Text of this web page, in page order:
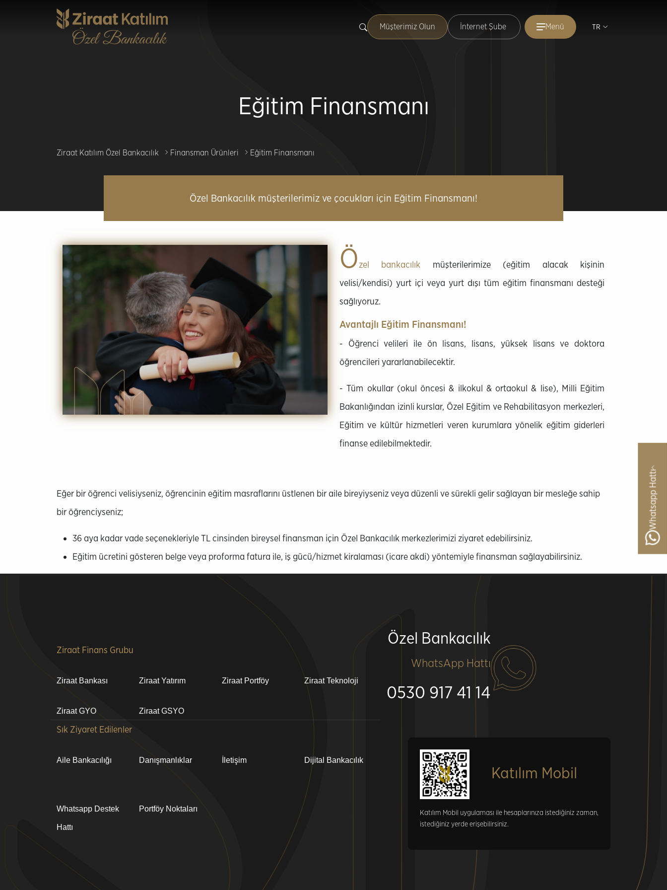
Müşterimiz Olun İnternet Şube Menü TR
Eğitim Finansmanı
Ziraat Katılım Özel Bankacılık Finansman Ürünleri Eğitim Finansmanı
Özel Bankacılık müşterilerimiz ve çocukları için Eğitim Finansmanı!
Özel bankacılık müşterilerimize (eğitim alacak kişinin
velisi/kendisi) yurt içi veya yurt dışı tüm eğitim finansmanı desteği
sağlıyoruz.
Avantajlı Eğitim Finansmanı!
- Öğrenci velileri ile ön lisans, lisans, yüksek lisans ve doktora
öğrencileri yararlanabilecektir.
- Tüm okullar (okul öncesi & ilkokul & ortaokul & lise), Milli Eğitim
Bakanlığından izinli kurslar, Özel Eğitim ve Rehabilitasyon merkezleri,
Eğitim ve kültür hizmetleri veren kurumlara yönelik eğitim giderleri
finanse edilebilmektedir.
Eğer bir öğrenci velisiyseniz, öğrencinin eğitim masraflarını üstlenen bir aile bireyiyseniz veya düzenli ve sürekli gelir sağlayan bir mesleğe sahip
bir öğrenciyseniz;
36 aya kadar vade seçenekleriyle TL cinsinden bireysel finansman için Özel Bankacılık merkezlerimizi ziyaret edebilirsiniz.
Eğitim ücretini gösteren belge veya proforma fatura ile, iş gücü/hizmet kiralaması (icare akdi) yöntemiyle finansman sağlayabilirsiniz.
Whatsapp Hattı
Alt
Ziraat Finans Grubu
Ziraat Bankası Ziraat Yatırım Ziraat Portföy Ziraat Teknoloji
Ziraat GYO Ziraat GSYO
Sık Ziyaret Edilenler
Aile Bankacılığı Danışmanlıklar İletişim Dijital Bankacılık
Whatsapp Destek
Hattı
Portföy Noktaları
Özel Bankacılık
WhatsApp Hattı
0530 917 41 14
Katılım Mobil
Katılım Mobil uygulaması ile hesaplarınıza istediğiniz zaman,
istediğiniz yerde erişebilirsiniz.